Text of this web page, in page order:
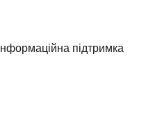
Інформаційна підтримка